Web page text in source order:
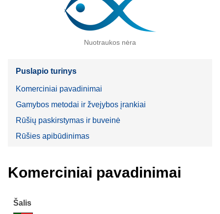
Nuotraukos nėra
Puslapio turinys
Komerciniai pavadinimai
Gamybos metodai ir žvejybos įrankiai
Rūšių paskirstymas ir buveinė
Rūšies apibūdinimas
Komerciniai pavadinimai